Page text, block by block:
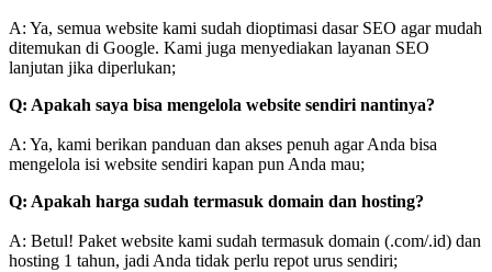
A: Ya, semua website kami sudah dioptimasi dasar SEO agar mudah
ditemukan di Google. Kami juga menyediakan layanan SEO
lanjutan jika diperlukan;
Q: Apakah saya bisa mengelola website sendiri nantinya?
A: Ya, kami berikan panduan dan akses penuh agar Anda bisa
mengelola isi website sendiri kapan pun Anda mau;
Q: Apakah harga sudah termasuk domain dan hosting?
A: Betul! Paket website kami sudah termasuk domain (.com/.id) dan
hosting 1 tahun, jadi Anda tidak perlu repot urus sendiri;